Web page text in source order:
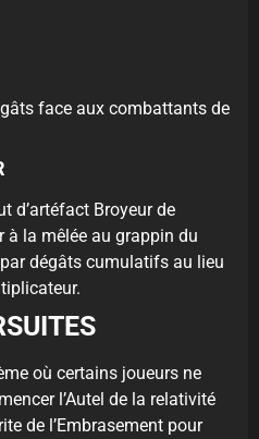
face aux combattants de
d’artéfact Broyeur de
à la mêlée au grappin du
dégâts cumulatifs au lieu
où certains joueurs ne
l’Autel de la relativité
de l’Embrasement pour